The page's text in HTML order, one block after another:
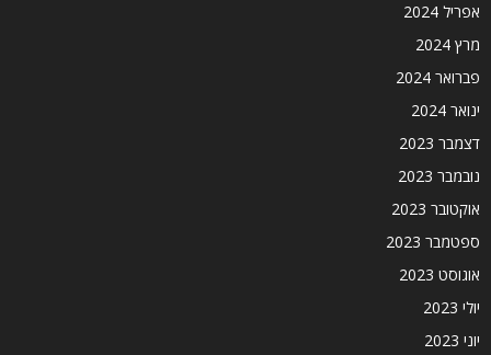
אפריל 2024
מרץ 2024
פברואר 2024
ינואר 2024
דצמבר 2023
נובמבר 2023
אוקטובר 2023
ספטמבר 2023
אוגוסט 2023
יולי 2023
יוני 2023